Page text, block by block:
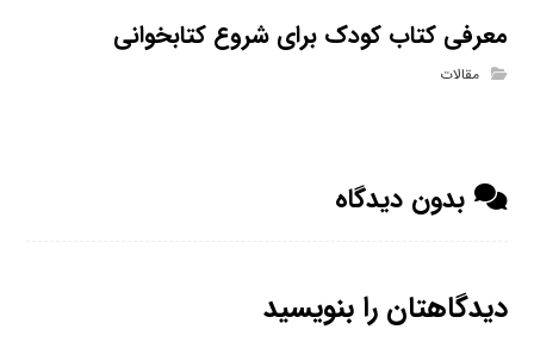
معرفی کتاب کودک برای شروع کتابخوانی
مقالات
بدون دیدگاه
دیدگاهتان را بنویسید